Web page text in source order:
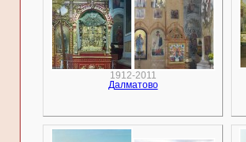
1912-2011
Далматово